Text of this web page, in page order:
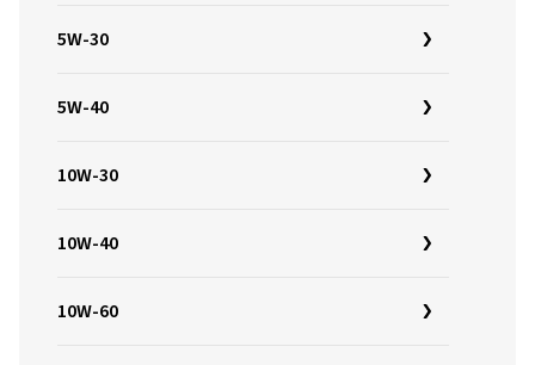
5W-30
5W-40
10W-30
10W-40
10W-60